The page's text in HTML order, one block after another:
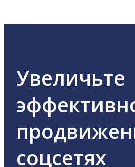
Увеличьте
соцсетях